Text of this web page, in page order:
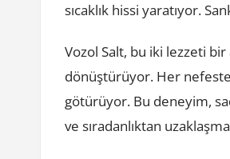
sıcaklık hissi yaratıyor.
Vozol Salt, bu iki lezzeti
dönüştürüyor. Her
götürüyor. Bu deneyim,
ve sıradanlıktan